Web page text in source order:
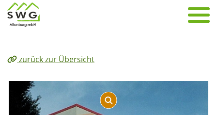
zurück zur Übersicht